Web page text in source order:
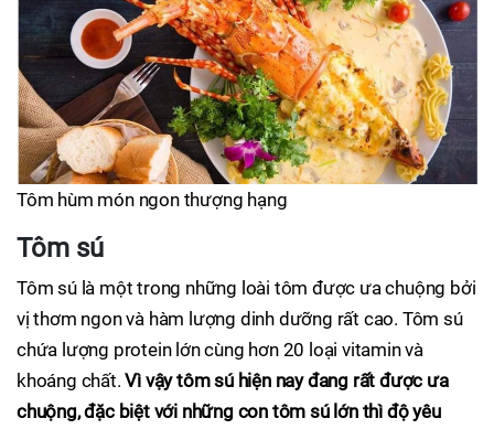
Tôm hùm món ngon thượng hạng
Tôm sú
Tôm sú là một trong những loài tôm được ưa chuộng bởi
vị thơm ngon và hàm lượng dinh dưỡng rất cao. Tôm sú
chứa lượng protein lớn cùng hơn 20 loại vitamin và
khoáng chất.Vì vậy tôm sú hiện nay đang rất được ưa
chuộng, đặc biệt với những con tôm sú lớn thì độ yêu